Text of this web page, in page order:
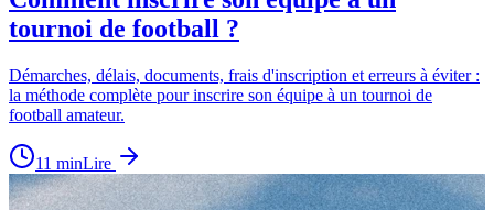
tournoi de football ?
Démarches, délais, documents, frais d'inscription et erreurs à éviter :
la méthode complète pour inscrire son équipe à un tournoi de
football amateur.
11 minLire